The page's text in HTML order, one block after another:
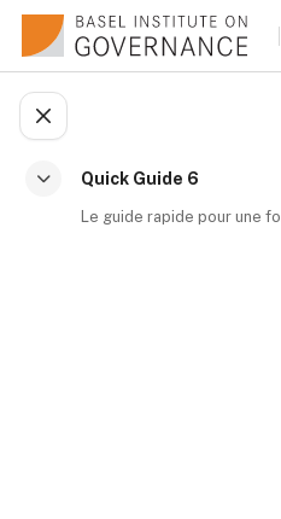
Passer au contenu principal
Replier
Quick Guide 6
Ouvrir l’index du cours